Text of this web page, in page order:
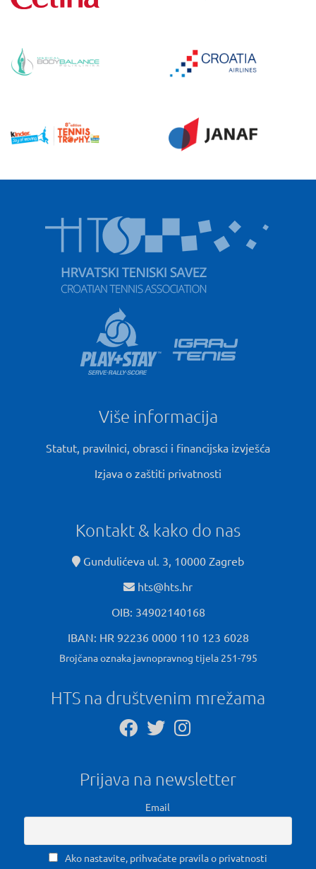
Više informacija
Statut, pravilnici, obrasci i financijska izvješća
Izjava o zaštiti privatnosti
Kontakt & kako do nas
Gundulićeva ul. 3, 10000 Zagreb
hts@hts.hr
OIB: 34902140168
IBAN: HR 92236 0000 110 123 6028
Brojčana oznaka javnopravnog tijela 251-795
HTS na društvenim mrežama
Prijava na newsletter
Email
Ako nastavite, prihvaćate pravila o privatnosti